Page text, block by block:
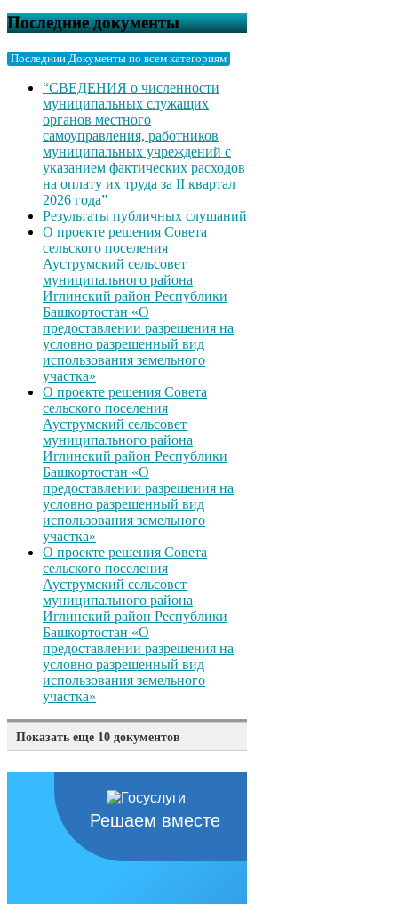
Последние документы
Последнии Документы по всем категориям
“СВЕДЕНИЯ о численности
муниципальных служащих
органов местного
самоуправления, работников
муниципальных учреждений с
указанием фактических расходов
на оплату их труда за II квартал
2026 года”
Результаты публичных слушаний
О проекте решения Совета
сельского поселения
Ауструмский сельсовет
муниципального района
Иглинский район Республики
Башкортостан «О
предоставлении разрешения на
условно разрешенный вид
использования земельного
участка»
О проекте решения Совета
сельского поселения
Ауструмский сельсовет
муниципального района
Иглинский район Республики
Башкортостан «О
предоставлении разрешения на
условно разрешенный вид
использования земельного
участка»
О проекте решения Совета
сельского поселения
Ауструмский сельсовет
муниципального района
Иглинский район Республики
Башкортостан «О
предоставлении разрешения на
условно разрешенный вид
использования земельного
участка»
Показать еще 10 документов
сельского поселения
Ауструмский сельсовет
муниципального района
Иглинский район Республики
Башкортостан «О
предоставлении разрешения на
Решаем вместе